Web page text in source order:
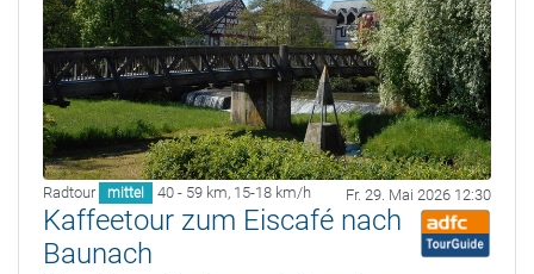
Radtour mittel 40 - 59 km, 15-18 km/h Fr. 29. Mai 2026 12:30
Kaffeetour zum Eiscafé nach
Baunach